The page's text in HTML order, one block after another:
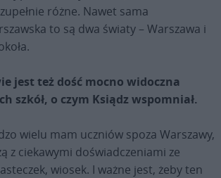
różne. Nawet sama
to są dwa światy – Warszawa i
jest też dość mocno widoczna
szkół, o czym Ksiądz wspomniał.
wielu mam uczniów spoza Warszawy,
z ciekawymi doświadczeniami ze
wiosek. I ważne jest, żeby ten